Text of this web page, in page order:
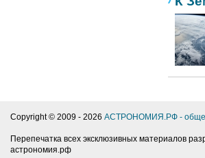
Copyright © 2009 - 2026 АСТРОНОМИЯ.РФ -
Перепечатка всех эксклюзивных материалов
астрономия.рф